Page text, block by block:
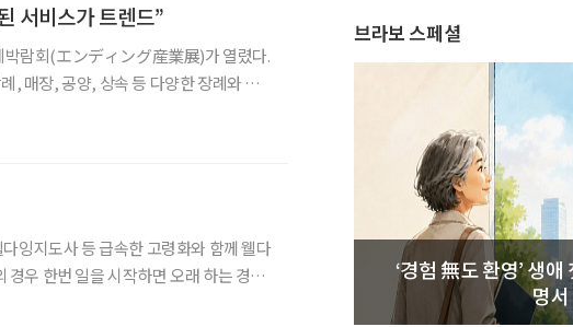
서비스가 트렌드”
박람회(エンディング産業展)가 열렸다.
, 매장, 공양, 상속 등 다양한 장례와 종
잉지도사 등 급속한 고령화와 함께 웰다
우 한번 일을 시작하면 오래 하는 경우
브라보 스페셜
‘경험 無도 환영’ 생애 첫
명서